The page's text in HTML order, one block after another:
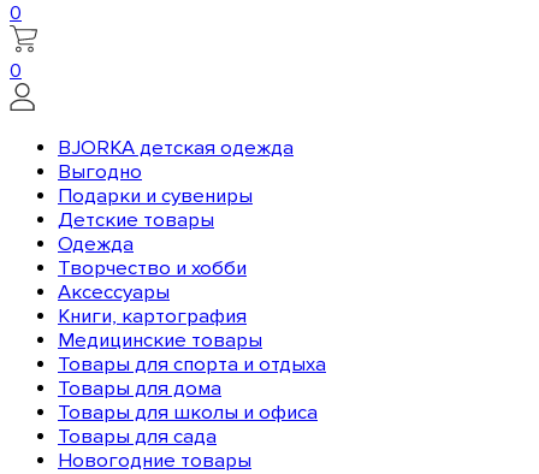
0
0
BJORKA детская одежда
Выгодно
Подарки и сувениры
Детские товары
Одежда
Творчество и хобби
Аксессуары
Книги, картография
Медицинские товары
Товары для спорта и отдыха
Товары для дома
Товары для школы и офиса
Товары для сада
Новогодние товары